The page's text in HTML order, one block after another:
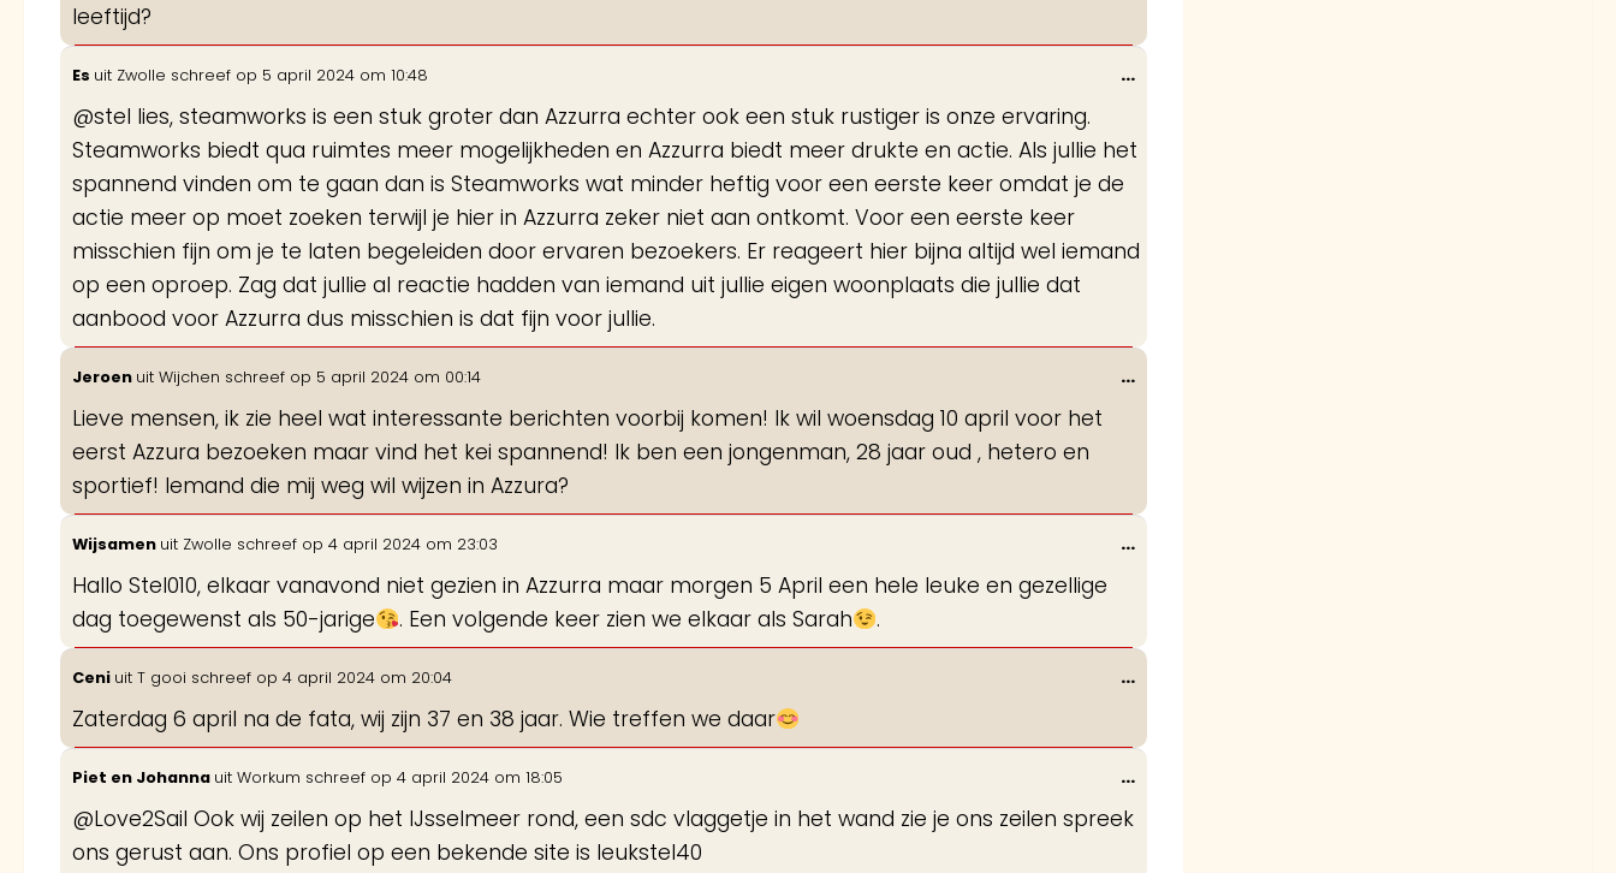
leeftijd?
Es uit Zwolle schreef op 5 april 2024 om 10:48
@stel lies, steamworks is een stuk groter dan Azzurra echter ook een stuk rustiger is onze ervaring.
Steamworks biedt qua ruimtes meer mogelijkheden en Azzurra biedt meer drukte en actie. Als jullie het
spannend vinden om te gaan dan is Steamworks wat minder heftig voor een eerste keer omdat je de
actie meer op moet zoeken terwijl je hier in Azzurra zeker niet aan ontkomt. Voor een eerste keer
misschien fijn om je te laten begeleiden door ervaren bezoekers. Er reageert hier bijna altijd wel iemand
op een oproep. Zag dat jullie al reactie hadden van iemand uit jullie eigen woonplaats die jullie dat
aanbood voor Azzurra dus misschien is dat fijn voor jullie.
...Wissel
Jeroen uit Wijchen schreef op 5 april 2024 om 00:14
Lieve mensen, ik zie heel wat interessante berichten voorbij komen! Ik wil woensdag 10 april voor het
eerst Azzura bezoeken maar vind het kei spannend! Ik ben een jongenman, 28 jaar oud , hetero en
sportief! Iemand die mij weg wil wijzen in Azzura?
...Wissel
Wijsamen uit Zwolle schreef op 4 april 2024 om 23:03
Hallo Stel010, elkaar vanavond niet gezien in Azzurra maar morgen 5 April een hele leuke en gezellige
dag toegewenst als 50-jarige
. Een volgende keer zien we elkaar als Sarah .
...Wissel
Ceni uit T gooi schreef op 4 april 2024 om 20:04
Zaterdag 6 april na de fata, wij zijn 37 en 38 jaar. Wie treffen we daar
...Wissel
metabox.
Piet en Johanna uit Workum schreef op 4 april 2024 om 18:05
@Love2Sail Ook wij zeilen op het IJsselmeer rond, een sdc vlaggetje in het wand zie je ons zeilen spreek
ons gerust aan. Ons profiel op een bekende site is leukstel40
...Wissel